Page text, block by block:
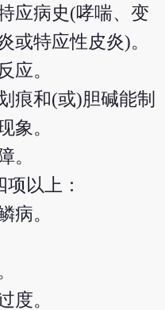
应病史(哮喘、变
或特应性皮炎)。
应。
痕和(或)胆碱能制
象。
。
以上：
病。
度。